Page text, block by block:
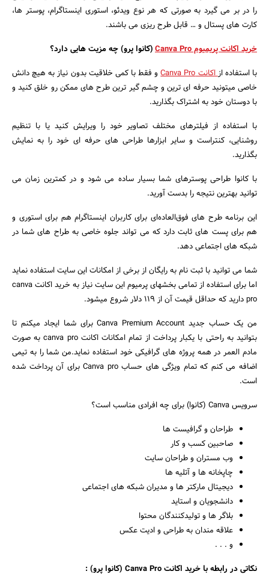
را در بر می گیرد به صورتی که هر نوع ویدئو، استوری اینستاگرام، پوستر ها،
کارت های پستال و … قابل طرح ریزی می باشند.
خرید اکانت پریمیوم Canva Pro
(کانوا پرو) چه مزیت هایی دارد؟
با استفاده ازاکانت Canva Pro
و فقط با کمی خلاقیت بدون نیاز به هیچ دانش
خاصی میتونید حرفه ای ترین و چشم گیر ترین طرح های ممکن رو خلق کنید و
با دوستان خود به اشتراک بگذارید.
با استفاده از فیلترهای مختلف تصاویر خود را ویرایش کنید یا با تنظیم
روشنایی، کنتراست و سایر ابزارها طراحی های حرفه ای خود را به نمایش
بگذارید.
با کانوا طراحی پوسترهای شما بسیار ساده می شود و در کمترین زمان می
توانید بهترین نتیجه را بدست آورید.
این برنامه طرح های فوق‌العاده‌ای برای کاربران اینستاگرام هم برای استوری و
هم برای پست های ثابت دارد که می تواند جلوه خاصی به طراح های شما در
شبکه های اجتماعی دهد.
شما می توانید با ثبت نام به رایگان از برخی از امکانات این سایت استفاده نماید
اما برای استفاده از تمامی بخشهای پرمیوم این سایت نیاز به خرید اکانت canva
pro دارید که حداقل قیمت آن از ۱۱۹ دلار شروع میشود.
من یک حساب جدید Canva Premium Account برای شما ایجاد میکنم تا
بتوانید به راحتی با یکبار پرداخت از تمام امکانات اکانت canva pro به صورت
مادم العمر در همه پروژه های گرافیکی خود استفاده نماید.من شما را به تیمی
اضافه می کنم که تمام ویژگی های حساب Canva pro برای آن پرداخت شده
است.
سرویس Canva (کانوا) برای چه افرادی مناسب است؟
طراحان و گرافیست ها
صاحبین کسب و کار
وب مستران و طراحان سایت
چاپخانه ها و آتلیه ها
دیجیتال مارکتر ها و مدیران شبکه های اجتماعی
دانشجویان و استاید
بلاگر ها و تولیدکنندگان محتوا
علاقه مندان به طراحی و ادیت عکس
و . . .
نکاتی در رابطه با خرید اکانت Canva Pro (کانوا پرو) :